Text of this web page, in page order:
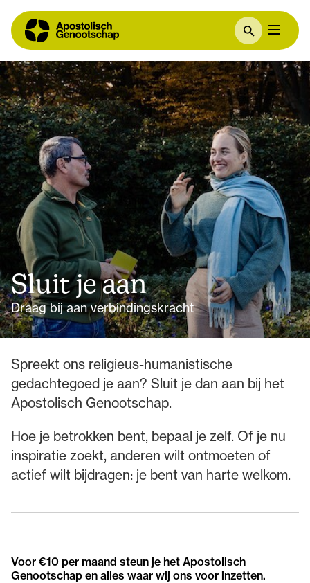
Sluit je aan
Draag bij aan verbindingskracht
Spreekt ons religieus-humanistische
gedachtegoed je aan? Sluit je dan aan bij het
Apostolisch Genootschap.
Hoe je betrokken bent, bepaal je zelf. Of je nu
inspiratie zoekt, anderen wilt ontmoeten of
actief wilt bijdragen: je bent van harte welkom.
Voor €10 per maand steun je het Apostolisch
Genootschap en alles waar wij ons voor inzetten.